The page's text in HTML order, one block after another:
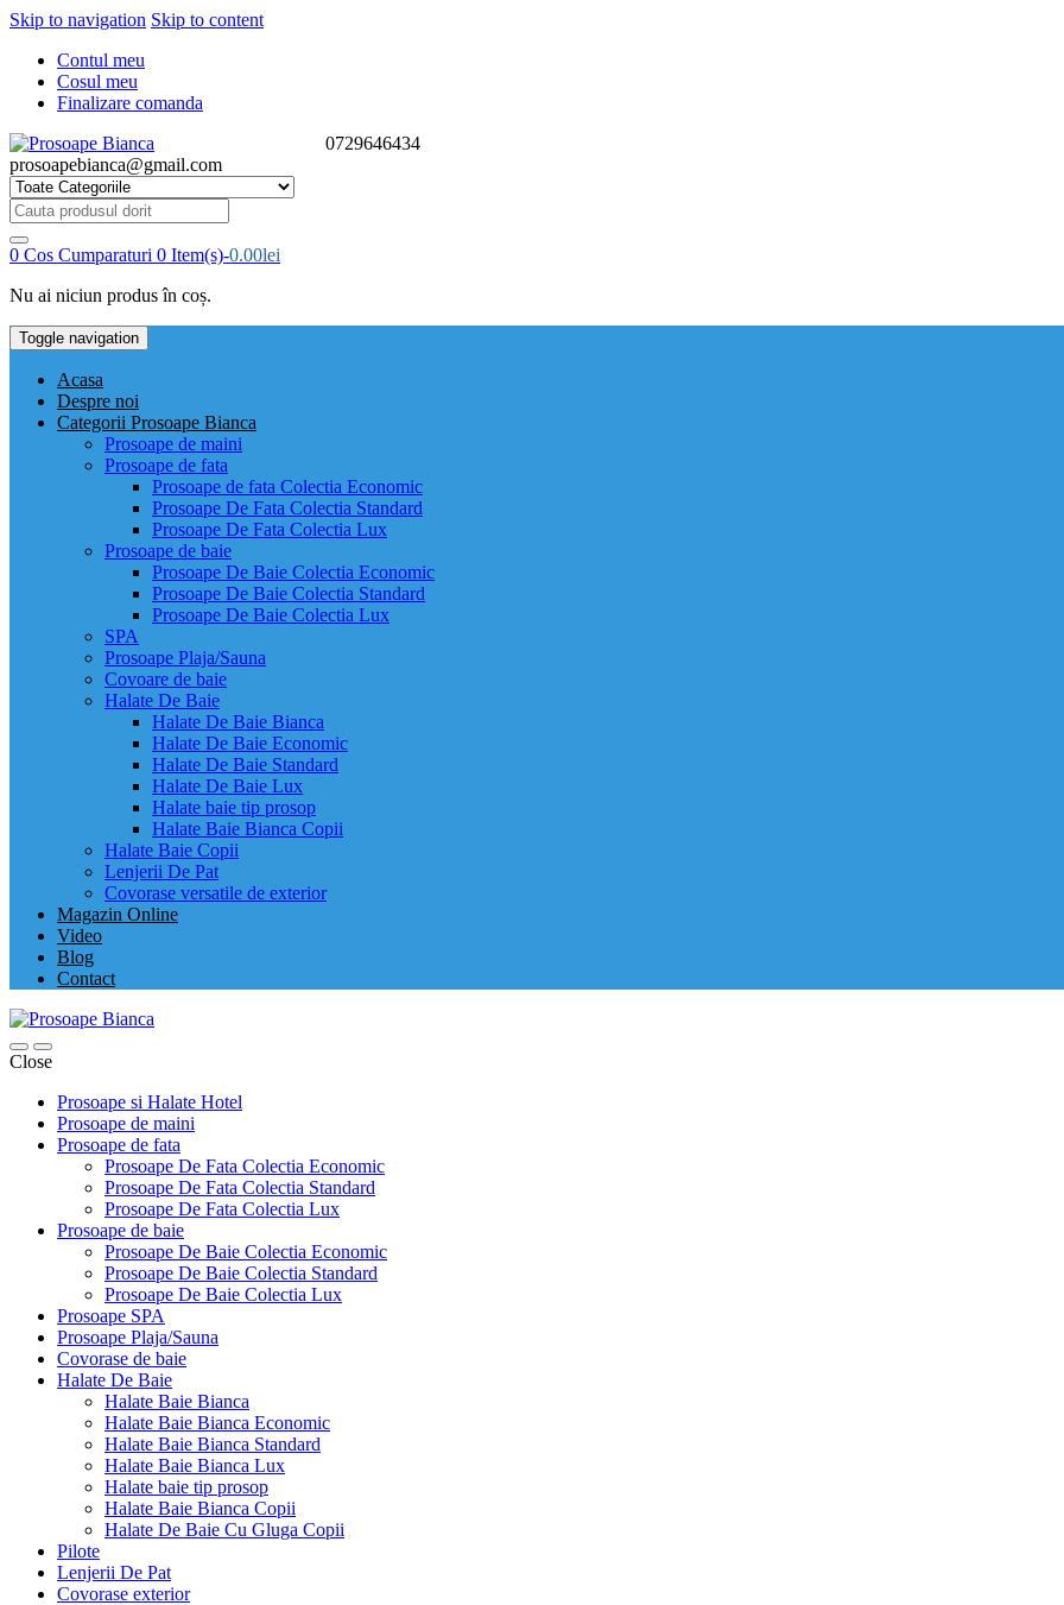
Skip to navigation Skip to content
Contul meu
Cosul meu
Finalizare comanda
0729646434
prosoapebianca@gmail.com
Cauta
produsul
dorit:
0 Cos Cumparaturi 0 Item(s)-0.00lei
Nu ai niciun produs în coș.
Toggle navigation
Acasa
Despre noi
Categorii Prosoape Bianca
Prosoape de maini
Prosoape de fata
Prosoape de fata Colectia Economic
Prosoape De Fata Colectia Standard
Prosoape De Fata Colectia Lux
Prosoape de baie
Prosoape De Baie Colectia Economic
Prosoape De Baie Colectia Standard
Prosoape De Baie Colectia Lux
SPA
Prosoape Plaja/Sauna
Covoare de baie
Halate De Baie
Halate De Baie Bianca
Halate De Baie Economic
Halate De Baie Standard
Halate De Baie Lux
Halate baie tip prosop
Halate Baie Bianca Copii
Halate Baie Copii
Lenjerii De Pat
Covorase versatile de exterior
Magazin Online
Video
Blog
Contact
Close
Prosoape si Halate Hotel
Prosoape de maini
Prosoape de fata
Prosoape De Fata Colectia Economic
Prosoape De Fata Colectia Standard
Prosoape De Fata Colectia Lux
Prosoape de baie
Prosoape De Baie Colectia Economic
Prosoape De Baie Colectia Standard
Prosoape De Baie Colectia Lux
Prosoape SPA
Prosoape Plaja/Sauna
Covorase de baie
Halate De Baie
Halate Baie Bianca
Halate Baie Bianca Economic
Halate Baie Bianca Standard
Halate Baie Bianca Lux
Halate baie tip prosop
Halate Baie Bianca Copii
Halate De Baie Cu Gluga Copii
Pilote
Lenjerii De Pat
Covorase exterior